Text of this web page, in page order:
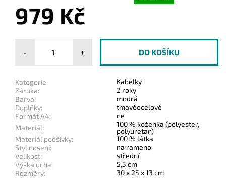
979 Kč
- +
Kategorie:
Kabelky
Záruka:
2 roky
Barva:
modrá
Doplňky:
tmavěocelové
Formát A4:
ne
Materiál:
100 % koženka (polyester,
polyuretan)
Materiál podšívky:
100 % látka
Styl nosení:
na rameno
Velikost:
střední
Výška ucha:
5,5 cm
Rozměry:
30 x 25 x 13 cm